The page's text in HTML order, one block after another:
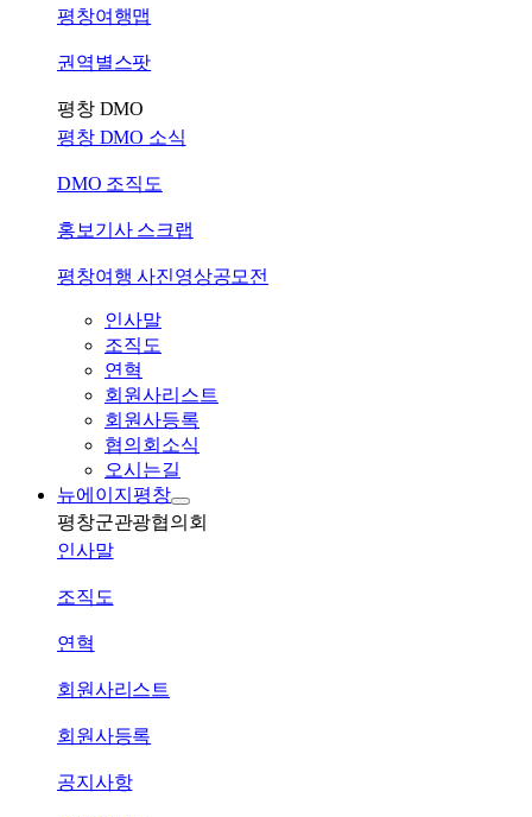
평창여행맵
권역별스팟
평창 DMO
평창 DMO 소식
DMO 조직도
홍보기사 스크랩
평창여행 사진영상공모전
인사말
조직도
연혁
회원사리스트
회원사등록
협의회소식
오시는길
뉴에이지평창
평창군관광협의회
인사말
조직도
연혁
회원사리스트
회원사등록
공지사항